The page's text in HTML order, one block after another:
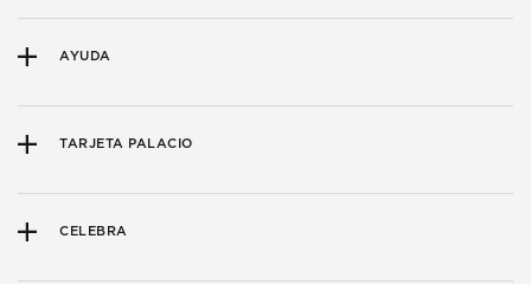
AYUDA
TARJETA PALACIO
CELEBRA